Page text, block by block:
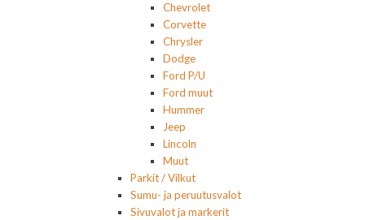
Chevrolet
Corvette
Chrysler
Dodge
Ford P/U
Ford muut
Hummer
Jeep
Lincoln
Muut
Parkit / Vilkut
Sumu- ja peruutusvalot
Sivuvalot ja markerit